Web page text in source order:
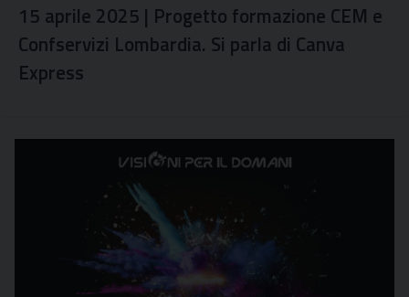
15 aprile 2025 | Progetto formazione CEM e
Confservizi Lombardia. Si parla di Canva
Express